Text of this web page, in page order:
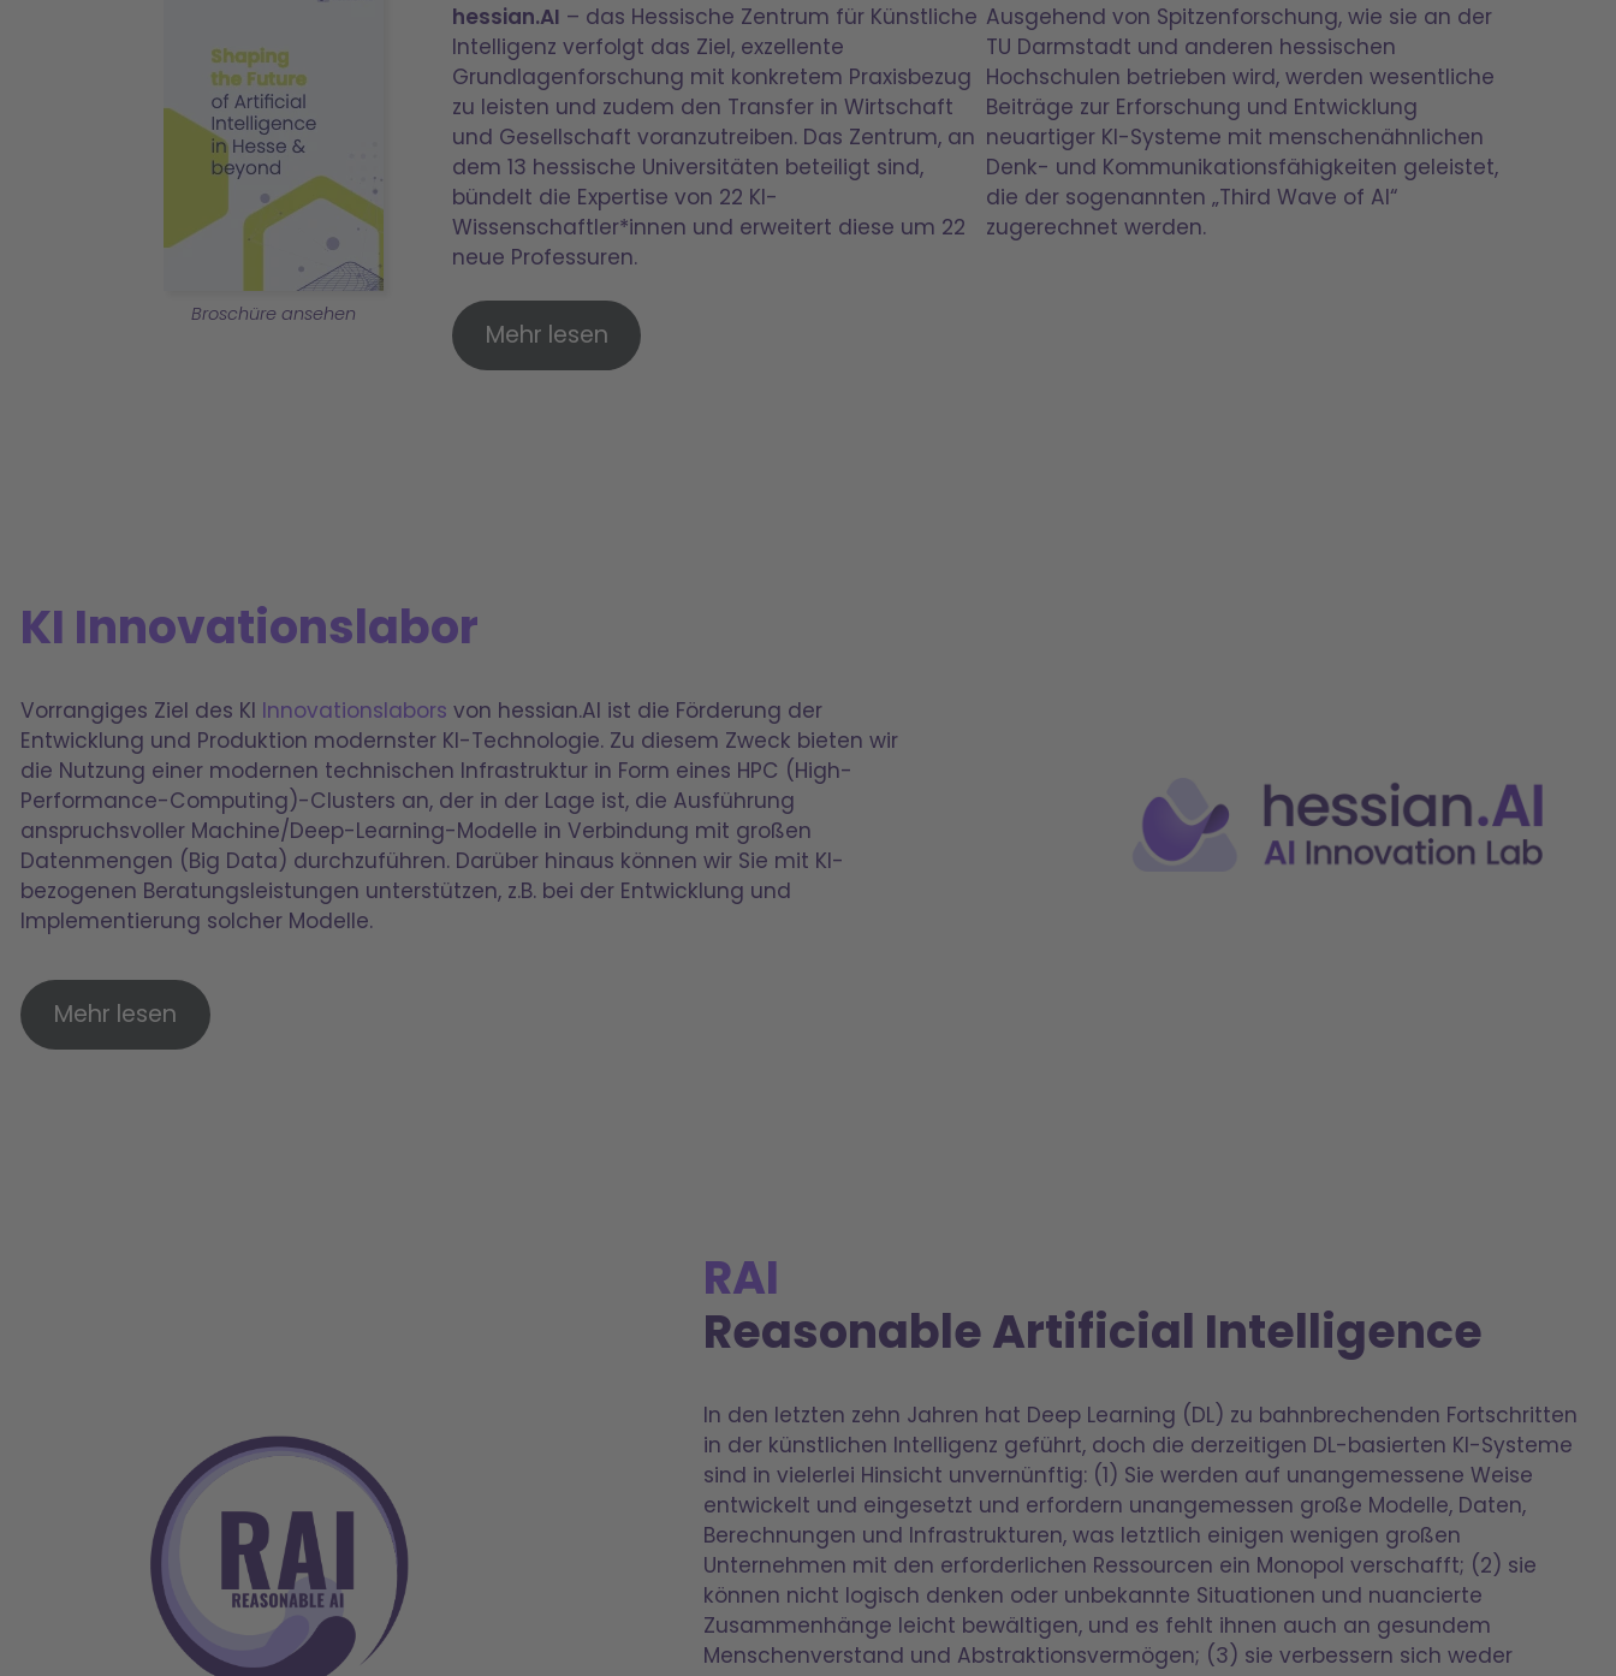
Broschüre ansehen
hessian.AI – das Hessische Zentrum für Künstliche
Intelligenz verfolgt das Ziel, exzellente
Grundlagenforschung mit konkretem Praxisbezug
zu leisten und zudem den Transfer in Wirtschaft
und Gesellschaft voranzutreiben. Das Zentrum, an
dem 13 hessische Universitäten beteiligt sind,
bündelt die Expertise von 22 KI-
Wissenschaftler*innen und erweitert diese um 22
neue Professuren.
Ausgehend von Spitzenforschung, wie sie an der
TU Darmstadt und anderen hessischen
Hochschulen betrieben wird, werden wesentliche
Beiträge zur Erforschung und Entwicklung
neuartiger KI-Systeme mit menschenähnlichen
Denk- und Kommunikationsfähigkeiten geleistet,
die der sogenannten „Third Wave of AI“
zugerechnet werden.
Mehr lesen
KI Innovationslabor
Vorrangiges Ziel des KI Innovationslabors von hessian.AI ist die Förderung der
Entwicklung und Produktion modernster KI-Technologie. Zu diesem Zweck bieten wir
die Nutzung einer modernen technischen Infrastruktur in Form eines HPC (High-
Performance-Computing)-Clusters an, der in der Lage ist, die Ausführung
anspruchsvoller Machine/Deep-Learning-Modelle in Verbindung mit großen
Datenmengen (Big Data) durchzuführen. Darüber hinaus können wir Sie mit KI-
bezogenen Beratungsleistungen unterstützen, z.B. bei der Entwicklung und
Implementierung solcher Modelle.
Mehr lesen
RAI
Reasonable Artificial Intelligence
In den letzten zehn Jahren hat Deep Learning (DL) zu bahnbrechenden Fortschritten
in der künstlichen Intelligenz geführt, doch die derzeitigen DL-basierten KI-Systeme
sind in vielerlei Hinsicht unvernünftig: (1) Sie werden auf unangemessene Weise
entwickelt und eingesetzt und erfordern unangemessen große Modelle, Daten,
Berechnungen und Infrastrukturen, was letztlich einigen wenigen großen
Unternehmen mit den erforderlichen Ressourcen ein Monopol verschafft; (2) sie
können nicht logisch denken oder unbekannte Situationen und nuancierte
Zusammenhänge leicht bewältigen, und es fehlt ihnen auch an gesundem
Menschenverstand und Abstraktionsvermögen; (3) sie verbessern sich weder